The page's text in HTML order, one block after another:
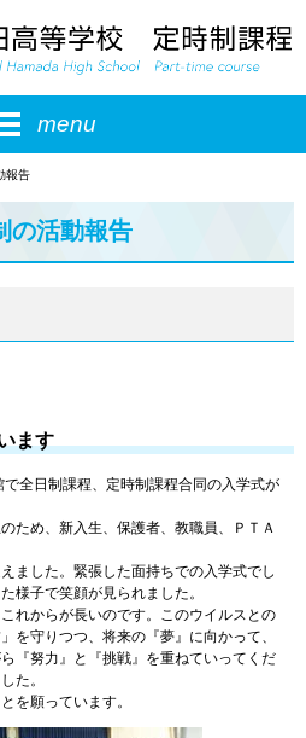
menu
報告
の活動報告
ます
全日制課程、定時制課程合同の入学式が
ため、新入生、保護者、教職員、ＰＴＡ
ました。緊張した面持ちでの入学式でし
様子で笑顔が見られました。
れからが長いのです。このウイルスとの
を守りつつ、将来の『夢』に向かって、
『努力』と『挑戦』を重ねていってくだ
た。
を願っています。